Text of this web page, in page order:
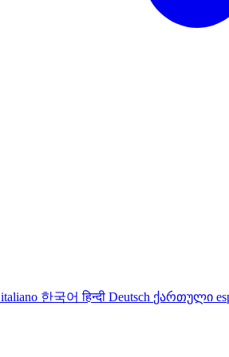
italiano 한국어हिन्दी Deutsch ქართული